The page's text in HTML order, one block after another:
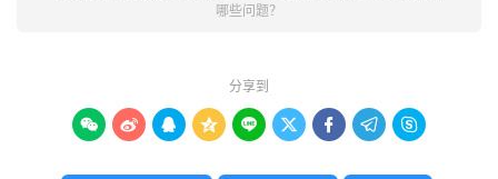
哪些问题？
分享到
        